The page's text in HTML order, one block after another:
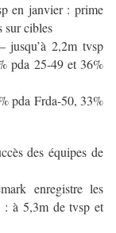
en janvier : prime
sur cibles
jusqu’à 2,2m tvsp
pda 25-49 et 36%
pda Frda-50, 33%
des équipes de
enregistre les
: à 5,3m de tvsp et